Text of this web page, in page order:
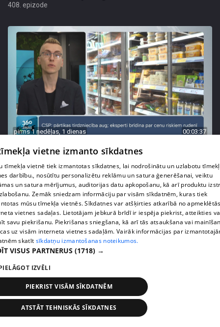
408. epizode
pirms 1 nedēļas, 1 dienas 00:03:37
Pārtiku pērkam vairāk, bet vai “zemo cenu grozs”
tiešām samazina kopējo čeku?
408. epizode
pirms 1 nedēļas, 1 dienas
Latvijā pirmajā Simulāciju centrā mediķi trenēsies
vietne izmanto sīkdatnes
tīmekļa vietnē tiek izmantotas sīkdatnes, lai nodrošinātu un uzlabotu
darbību., nosūtītu personalizētu reklāmu un satura ģenerēšanai, veiktu
un satura mērījumus, auditorijas datu apkopošanu, kā arī produktu
Zemāk sniedzam informāciju par visām sīkdatnēm, kuras tiek
mūsu tīmekļa vietnēs. Sīkdatnes var atšķirties atkarībā no
vietnes sadaļas. Lietotājam jebkurā brīdī ir iespēja piekrist, atteikties
savu piekrišanu. Piekrišanas sniegšana, kā arī tās atsaukšana vai
uz visām interneta vietnes sadaļām. Vairāk informācijas par
skatīt sīkdatņu izmantošanas noteikumos.
VISUS PARTNERUS (1718) →
IZVĒLI
PIEKRIST VISĀM SĪKDATNĒM
ATSTĀT TEHNISKĀS SĪKDATNES